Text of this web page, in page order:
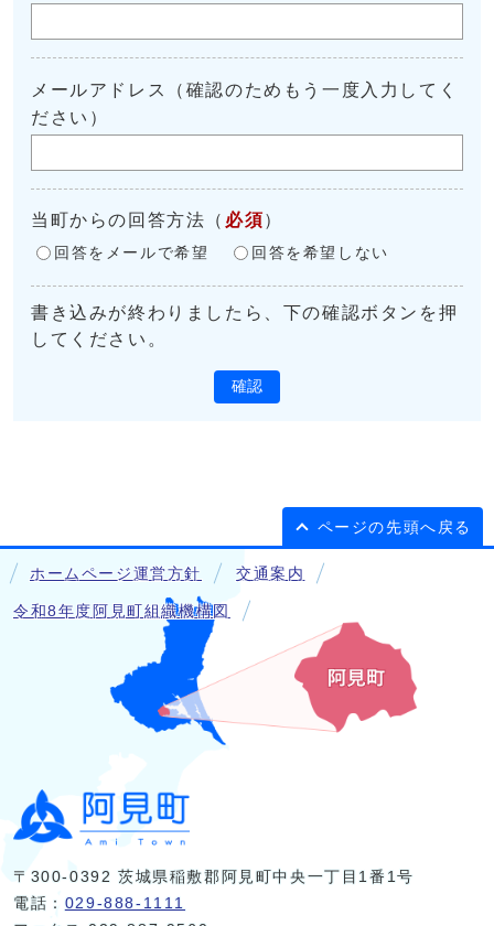
メールアドレス（確認のためもう一度入力してく
ださい）
当町からの回答方法 （ 必須 ）
回答をメールで希望 回答を希望しない
書き込みが終わりましたら、下の確認ボタンを押
してください。
確認
ページの先頭へ戻る
ホームページ運営方針 交通案内
令和8年度阿見町組織機構図
〒300-0392 茨城県稲敷郡阿見町中央一丁目1番1号
電話： 029-888-1111